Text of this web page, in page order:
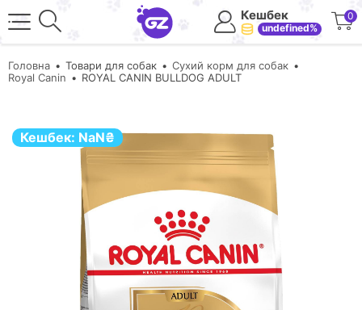
Кешбек
undefined%
0
Головна Товари для собак
Сухий корм для собак
Royal Canin
ROYAL CANIN BULLDOG ADULT
Кешбек: NaN₴